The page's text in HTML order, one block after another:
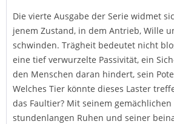
Die vierte Ausgabe der Serie widmet
jenem Zustand, in dem Antrieb, Wille
schwinden. Trägheit bedeutet nicht
eine tief verwurzelte Passivität, ein
den Menschen daran hindert, sein
Welches Tier könnte dieses Laster
das Faultier? Mit seinem
stundenlangen Ruhen und seiner